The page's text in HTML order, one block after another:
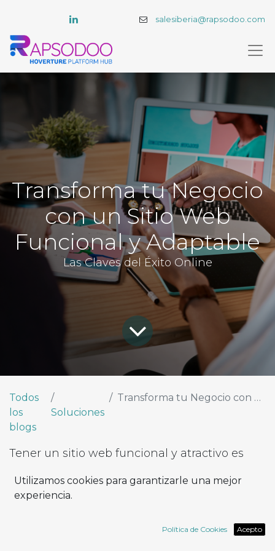
salesiberia@rapsodoo.com
Transforma tu Negocio
con un Sitio Web
Funcional y Adaptable
Las Claves del Éxito Online
Todos
los
blogs
Soluciones
Transforma tu Negocio con un Sitio Web Funcional y Adaptable
Tener un sitio web funcional y atractivo es
prosperar en el entorno digital. Un sitio web
no solo actúa como una tarjeta de
presentación digital, sino que también es
Utilizamos cookies para garantizarle una mejor
experiencia.
Política de Cookies Acepto